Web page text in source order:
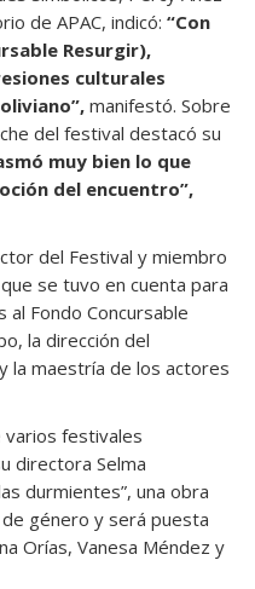
de APAC, indicó: “Con
Resurgir),
culturales
manifestó. Sobre
del festival destacó su
muy bien lo que
del encuentro”,
del Festival y miembro
se tuvo en cuenta para
Fondo Concursable
la dirección del
la maestría de los actores
varios festivales
directora Selma
durmientes”, una obra
género y será puesta
Orías, Vanesa Méndez y